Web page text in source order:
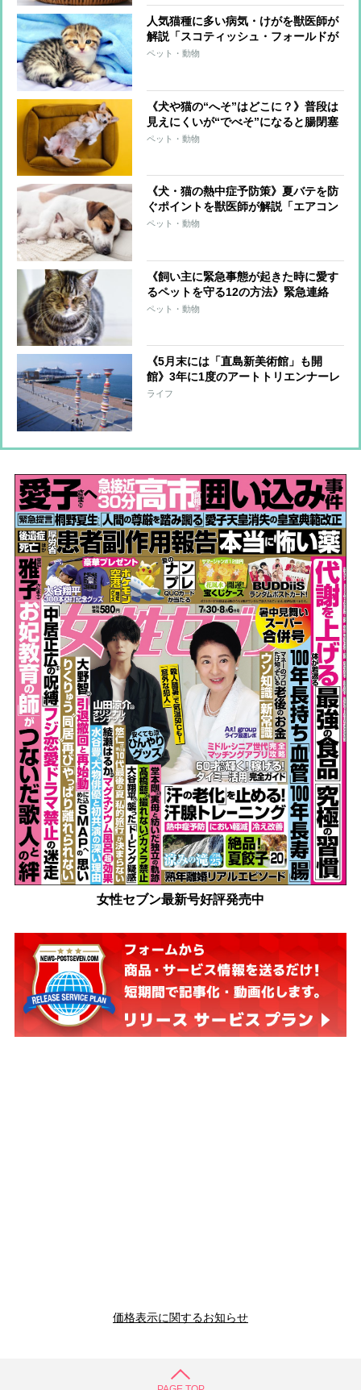
人気猫種に多い病気・けがを獣医師が
解説「スコティッシュ・フォールドが
悩まされる“遺伝病”」「アメリカン・
ペット・動物
《犬や猫の“へそ”はどこに？》普段は
見えにくいが“でべそ”になると腸閉塞
などのリスクも
ペット・動物
《犬・猫の熱中症予防策》夏バテを防
ぐポイントを獣医師が解説「エアコン
は人間の適温＋1℃に設定」「室温を
ペット・動物
《飼い主に緊急事態が起きた時に愛す
るペットを守る12の方法》緊急連絡
先、エンディングノート、ペット信
ペット・動物
《5月末には「直島新美術館」も開
館》3年に1度のアートトリエンナーレ
「瀬戸内国際芸術祭」が開幕直前！見
ライフ
女性セブン最新号好評発売中
価格表示に関するお知らせ